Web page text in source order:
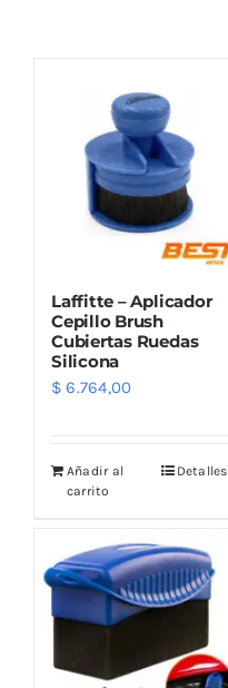
Combos
Mayorista
Marcas
Noticias
Laffitte – Aplicador
Cepillo Brush
Cubiertas Ruedas
Silicona
$ 6.764,00
Añadir al
carrito
Detalles